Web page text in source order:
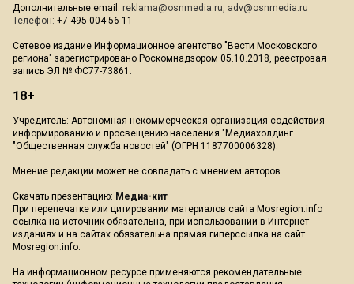
Дополнительные email: reklama@osnmedia.ru, adv@osnmedia.ru
Телефон: +7 495 004-56-11
Сетевое издание Информационное агентство "Вести Московского
региона" зарегистрировано Роскомнадзором 05.10.2018, реестровая
запись ЭЛ № ФС77-73861.
18+
Учредитель: Автономная некоммерческая организация содействия
информированию и просвещению населения "Медиахолдинг
"Общественная служба новостей" (ОГРН 1187700006328).
Мнение редакции может не совпадать с мнением авторов.
Скачать презентацию: Медиа-кит
При перепечатке или цитировании материалов сайта Mosregion.info
ссылка на источник обязательна, при использовании в Интернет-
изданиях и на сайтах обязательна прямая гиперссылка на сайт
Mosregion.info.
На информационном ресурсе применяются рекомендательные